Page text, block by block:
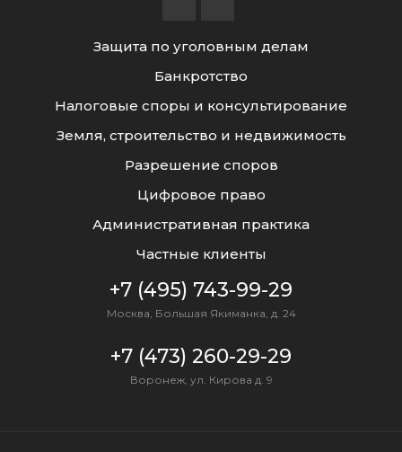
Защита по уголовным делам
Банкротство
Налоговые споры и консультирование
Земля, строительство и недвижимость
Разрешение споров
Цифровое право
Административная практика
Частные клиенты
+7 (495) 743-99-29
Москва, Большая Якиманка, д. 24
+7 (473) 260-29-29
Воронеж, ул. Кирова д. 9